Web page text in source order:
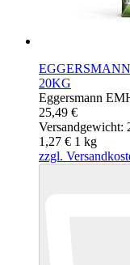
20KG
Eggersmann
25,49 €
Versandgewicht:
1,27 € 1 kg
zzgl.